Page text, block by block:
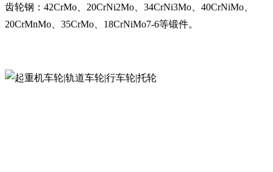
齿轮钢：42CrMo、20CrNi2Mo、34CrNi3Mo、40CrNiMo、
20CrMnMo、35CrMo、18CrNiMo7-6等锻件。